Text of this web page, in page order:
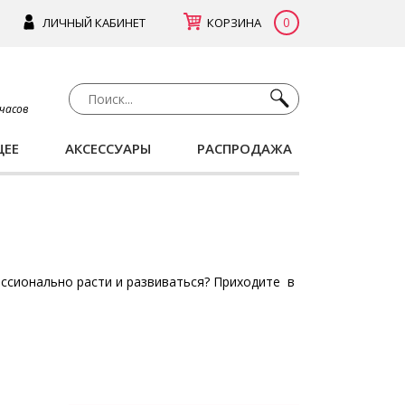
ЛИЧНЫЙ КАБИНЕТ КОРЗИНА 0
АКСЕССУАРЫ РАСПРОДАЖА
расти и развиваться? Приходите в